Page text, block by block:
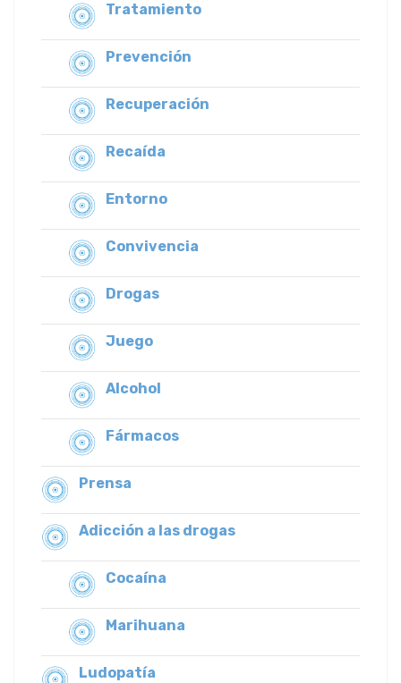
Tratamiento
Prevención
Recuperación
Recaída
Entorno
Convivencia
Drogas
Juego
Alcohol
Fármacos
Prensa
Adicción a las drogas
Cocaína
Marihuana
Ludopatía